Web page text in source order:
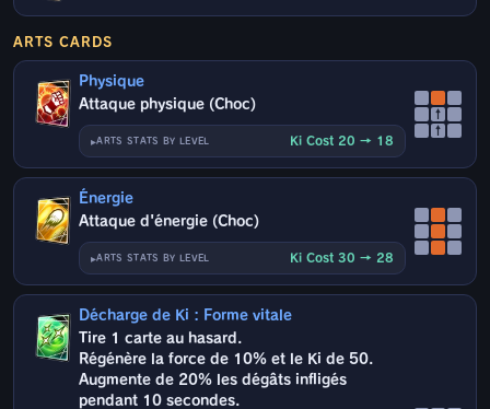
ARTS CARDS
Physique
Attaque physique (Choc)
ARTS STATS BY LEVEL Ki Cost 20 → 18
↑
↑
Énergie
Attaque d'énergie (Choc)
ARTS STATS BY LEVEL Ki Cost 30 → 28
Décharge de Ki : Forme vitale
Tire 1 carte au hasard.
Régénère la force de 10% et le Ki de 50.
Augmente de 20% les dégâts infligés
pendant 10 secondes.